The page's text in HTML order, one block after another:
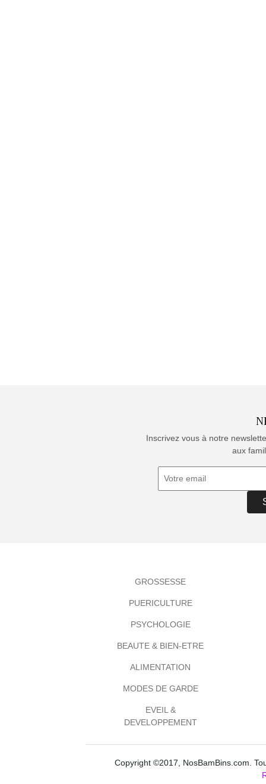
Inscrivez vous à notre
aux
GROSSESSE
PUERICULTURE
PSYCHOLOGIE
BEAUTE & BIEN-ETRE
ALIMENTATION
MODES DE GARDE
EVEIL &
DEVELOPPEMENT
Copyright ©2017, NosBamBins.com.